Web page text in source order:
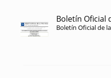
Boletín Oficial
Boletín Oficial de